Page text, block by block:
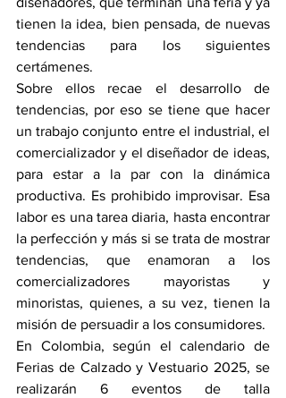
tienen la idea, bien pensada, de nuevas
tendencias para los siguientes
certámenes.
Sobre ellos recae el desarrollo de
tendencias, por eso se tiene que hacer
un trabajo conjunto entre el industrial, el
comercializador y el diseñador de ideas,
para estar a la par con la dinámica
productiva. Es prohibido improvisar. Esa
labor es una tarea diaria, hasta encontrar
la perfección y más si se trata de mostrar
tendencias, que enamoran a los
comercializadores mayoristas y
minoristas, quienes, a su vez, tienen la
misión de persuadir a los consumidores.
En Colombia, según el calendario de
Ferias de Calzado y Vestuario 2025, se
realizarán 6 eventos de talla